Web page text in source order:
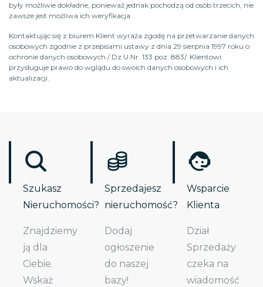
były możliwie dokładne, ponieważ jednak pochodzą od osób trzecich, nie
zawsze jest możliwa ich weryfikacja.
Kontaktując się z biurem Klient wyraża zgodę na przetwarzanie danych
osobowych zgodnie z przepisami ustawy z dnia 29 sierpnia 1997 roku o
ochronie danych osobowych / Dz.U.Nr. 133 poz. 883/. Klientowi
przysługuje prawo do wglądu do swoich danych osobowych i ich
aktualizacji.
Szukasz
Nieruchomości?
Znajdziemy
ją dla
Ciebie.
Wskaż
Sprzedajesz
nieruchomość?
Dodaj
ogłoszenie
do naszej
bazy!
Wsparcie
Klienta
Dział
Sprzedaży
czeka na
wiadomość